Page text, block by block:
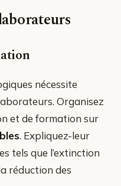
nécessite
Organisez
et de formation sur
. Expliquez-leur
tels que l’extinction
réduction des